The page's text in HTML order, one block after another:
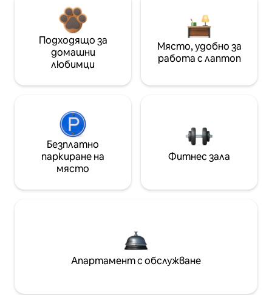
Подходящо за
домашни
любимци
Място, удобно за
работа с лаптоп
Безплатно
паркиране на
място
Фитнес зала
Апартамент с обслужване